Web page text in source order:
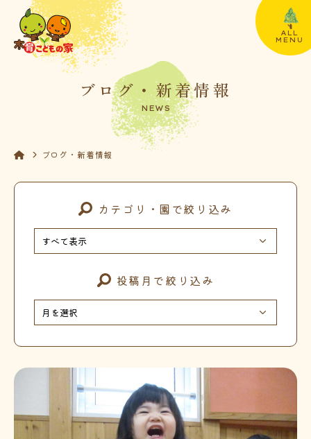
ALL
MENU
ブログ・新着情報
NEWS
ブログ・新着情報
カテゴリ・園で絞り込み
投稿月で絞り込み